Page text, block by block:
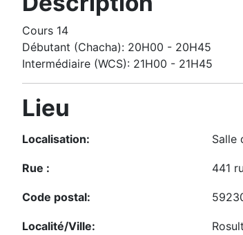
Cours 14
Débutant (Chacha): 20H00 - 20H45
Intermédiaire (WCS): 21H00 - 21H45
Lieu
Localisation: Salle
Rue : 441
Code postal:
Localité/Ville: Rosult